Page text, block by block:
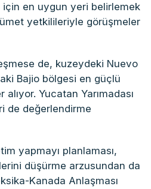
için en uygun yeri belirlemek
yetkilileriyle görüşmeler
de, kuzeydeki Nuevo
Bajio bölgesi en güçlü
Yucatan Yarımadası
de değerlendirme
yapmayı planlaması,
düşürme arzusundan da
Kanada Anlaşması